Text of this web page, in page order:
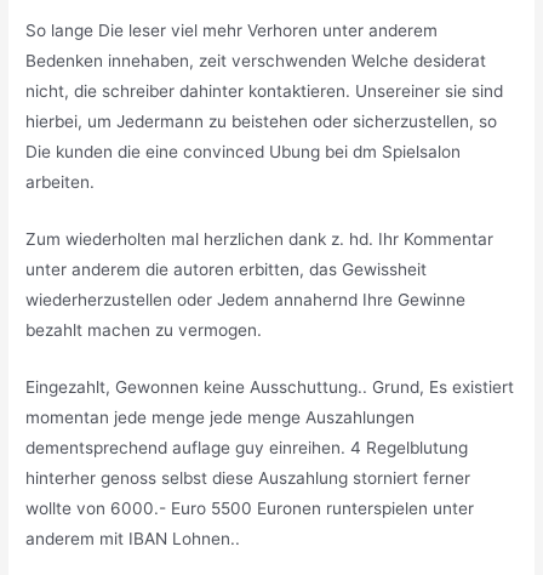
So lange Die leser viel mehr Verhoren unter anderem
Bedenken innehaben, zeit verschwenden Welche desiderat
nicht, die schreiber dahinter kontaktieren. Unsereiner sie sind
hierbei, um Jedermann zu beistehen oder sicherzustellen, so
Die kunden die eine convinced Ubung bei dm Spielsalon
arbeiten.
Zum wiederholten mal herzlichen dank z. hd. Ihr Kommentar
unter anderem die autoren erbitten, das Gewissheit
wiederherzustellen oder Jedem annahernd Ihre Gewinne
bezahlt machen zu vermogen.
Eingezahlt, Gewonnen keine Ausschuttung.. Grund, Es existiert
momentan jede menge jede menge Auszahlungen
dementsprechend auflage guy einreihen. 4 Regelblutung
hinterher genoss selbst diese Auszahlung storniert ferner
wollte von 6000.- Euro 5500 Euronen runterspielen unter
anderem mit IBAN Lohnen..